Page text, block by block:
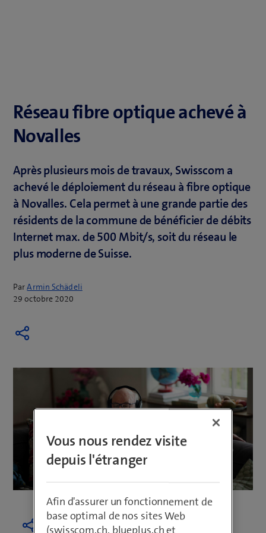
Réseau fibre optique achevé à
Novalles
Après plusieurs mois de travaux, Swisscom a
achevé le déploiement du réseau à fibre optique
à Novalles. Cela permet à une grande partie des
résidents de la commune de bénéficier de débits
Internet max. de 500 Mbit/s, soit du réseau le
plus moderne de Suisse.
ParArmin Schädeli
29 octobre 2020
Vous nous rendez visite
depuis l'étranger
Afin d'assurer un fonctionnement de
base optimal de nos sites Web